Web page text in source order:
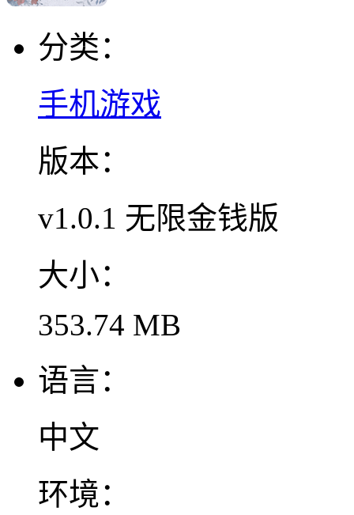
分类：
手机游戏
版本：
v1.0.1 无限金钱版
大小：
353.74 MB
语言：
中文
环境：